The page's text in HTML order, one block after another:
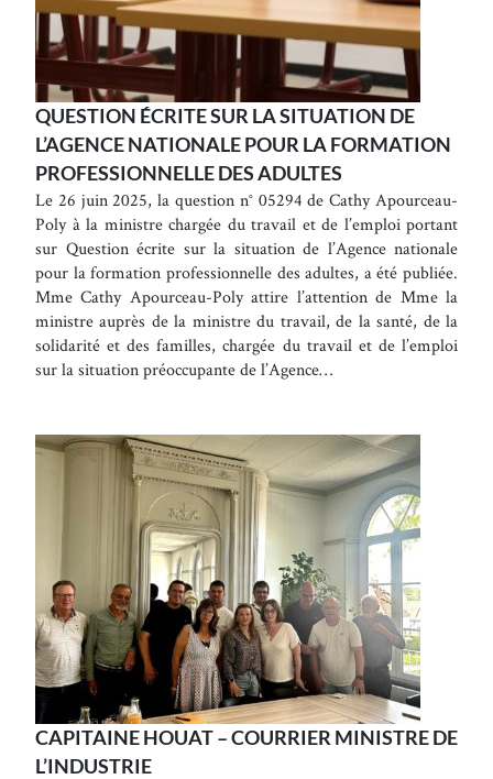
QUESTION ÉCRITE SUR LA SITUATION DE
L’AGENCE NATIONALE POUR LA FORMATION
PROFESSIONNELLE DES ADULTES
Le 26 juin 2025, la question n° 05294 de Cathy Apourceau-
Poly à la ministre chargée du travail et de l’emploi portant
sur Question écrite sur la situation de l’Agence nationale
pour la formation professionnelle des adultes, a été publiée.
Mme Cathy Apourceau-Poly attire l’attention de Mme la
ministre auprès de la ministre du travail, de la santé, de la
solidarité et des familles, chargée du travail et de l’emploi
sur la situation préoccupante de l’Agence…
CAPITAINE HOUAT – COURRIER MINISTRE DE
L’INDUSTRIE